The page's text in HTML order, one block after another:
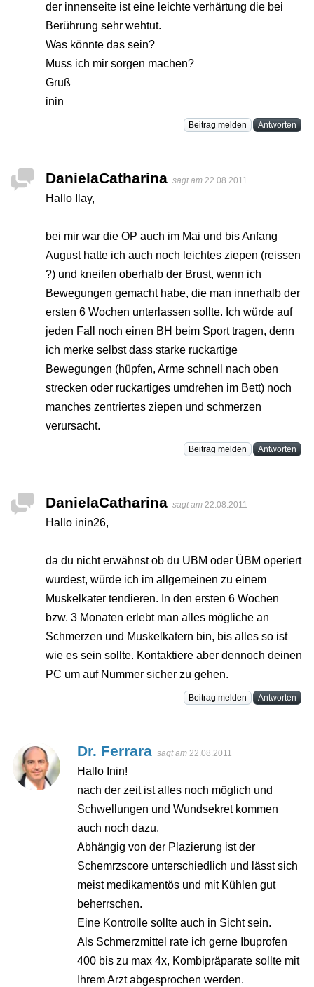
der innenseite ist eine leichte verhärtung die bei
Berührung sehr wehtut.
Was könnte das sein?
Muss ich mir sorgen machen?
Gruß
inin
Beitrag melden Antworten
DanielaCatharina sagt am 22.08.2011
Hallo Ilay,
bei mir war die OP auch im Mai und bis Anfang
August hatte ich auch noch leichtes ziepen (reissen
?) und kneifen oberhalb der Brust, wenn ich
Bewegungen gemacht habe, die man innerhalb der
ersten 6 Wochen unterlassen sollte. Ich würde auf
jeden Fall noch einen BH beim Sport tragen, denn
ich merke selbst dass starke ruckartige
Bewegungen (hüpfen, Arme schnell nach oben
strecken oder ruckartiges umdrehen im Bett) noch
manches zentriertes ziepen und schmerzen
verursacht.
Beitrag melden Antworten
DanielaCatharina sagt am 22.08.2011
Hallo inin26,
da du nicht erwähnst ob du UBM oder ÜBM operiert
wurdest, würde ich im allgemeinen zu einem
Muskelkater tendieren. In den ersten 6 Wochen
bzw. 3 Monaten erlebt man alles mögliche an
Schmerzen und Muskelkatern bin, bis alles so ist
wie es sein sollte. Kontaktiere aber dennoch deinen
PC um auf Nummer sicher zu gehen.
Beitrag melden Antworten
Dr. Ferrara sagt am 22.08.2011
Hallo Inin!
nach der zeit ist alles noch möglich und
Schwellungen und Wundsekret kommen
auch noch dazu.
Abhängig von der Plazierung ist der
Schemrzscore unterschiedlich und lässt sich
meist medikamentös und mit Kühlen gut
beherrschen.
Eine Kontrolle sollte auch in Sicht sein.
Als Schmerzmittel rate ich gerne Ibuprofen
400 bis zu max 4x, Kombipräparate sollte mit
Ihrem Arzt abgesprochen werden.